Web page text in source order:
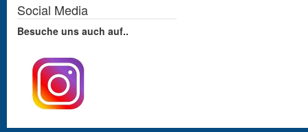
Social Media
Besuche uns auch auf..